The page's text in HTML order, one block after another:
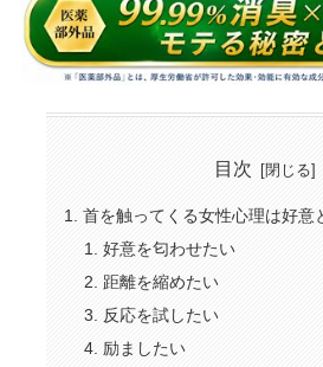
目次
首を触ってくる女性心理は好意
好意を匂わせたい
距離を縮めたい
反応を試したい
励ましたい